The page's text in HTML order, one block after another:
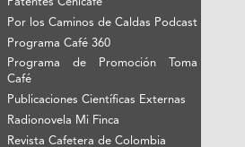
Por los Caminos de Caldas Podcast
Programa Café 360
Programa de Promoción Toma
Café
Publicaciones Científicas Externas
Radionovela Mi Finca
Revista Cafetera de Colombia